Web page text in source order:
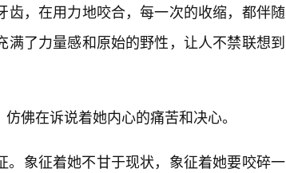
，在用力地咬合，每一次的收缩，都伴随
了力量感和原始的野性，让人不禁联想到
佛在诉说着她内心的痛苦和决心。
象征着她不甘于现状，象征着她要咬碎一